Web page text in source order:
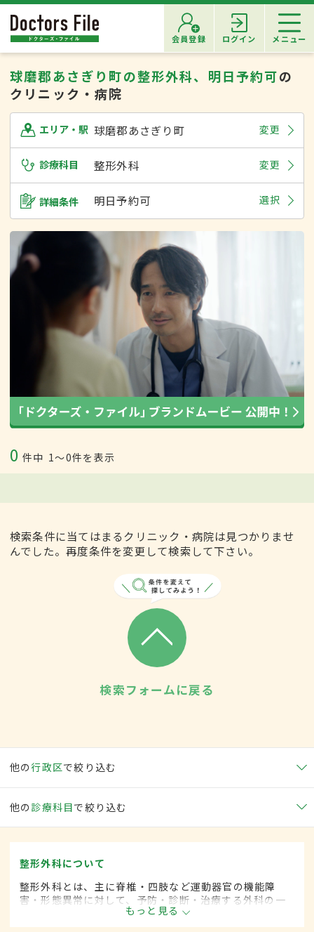
会員登録 ログイン メニュー
球磨郡あさぎり町の整形外科、明日予約可の
クリニック・病院
エリア・駅 球磨郡あさぎり町 変更
診療科目 整形外科 変更
詳細条件 明日予約可 選択
0 件中 1〜0件を表示
検索条件に当てはまるクリニック・病院は見つかりませ
んでした。再度条件を変更して検索して下さい。
検索フォームに戻る
他の行政区で絞り込む
他の 診療科目で絞り込む
整形外科について
整形外科とは、主に脊椎・四肢など運動器官の機能障
害・形態異常に対して、予防・診断・治療する外科の一
もっと見る